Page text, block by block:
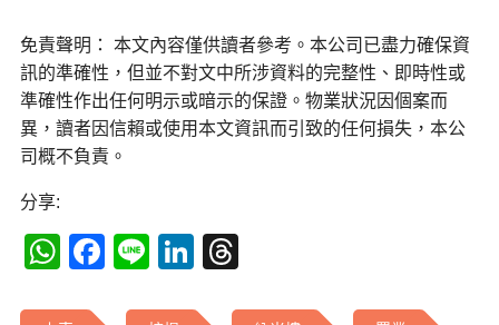
免責聲明： 本文內容僅供讀者參考。本公司已盡力確保資
訊的準確性，但並不對文中所涉資料的完整性、即時性或
準確性作出任何明示或暗示的保證。物業狀況因個案而
異，讀者因信賴或使用本文資訊而引致的任何損失，本公
司概不負責。
分享:
WhatsApp
Facebook
LineLinkedIn